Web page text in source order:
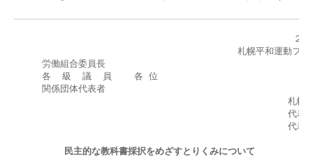
２０
札幌平和運動フォ
     労働組合委員長
     各  級  議  員    各 位
     関係団体代表者
札幌平
代表幹
         民主的な教科書採択をめざすとりくみについて